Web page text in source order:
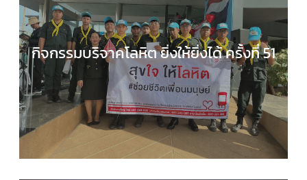
กิจกรรมบริจาคโลหิต ยิ่งให้ยิ่งได้ ครั้งที่ 51
กลุ่มบริหารงานทั่วไป, กิจกรรมของเรา, กิจกรรมนักเ
, ข่าวประชาสัมพันธ์